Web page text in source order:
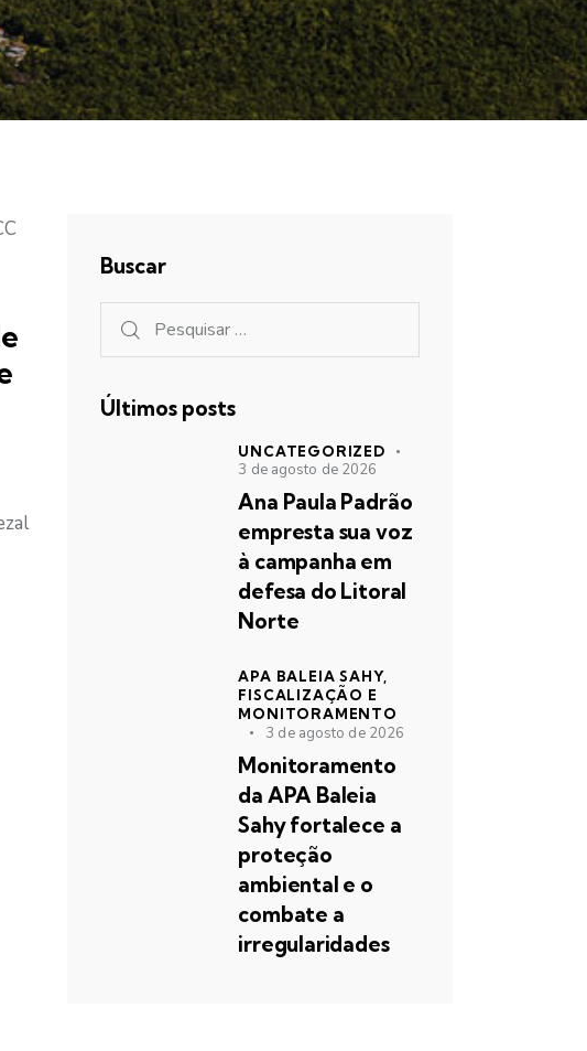
Buscar
Últimos posts
UNCATEGORIZED
3 de agosto de 2026
Ana Paula Padrão
empresta sua voz
à campanha em
defesa do Litoral
Norte
APA BALEIA SAHY,
FISCALIZAÇÃO E
MONITORAMENTO
3 de agosto de 2026
Monitoramento
da APA Baleia
Sahy fortalece a
proteção
ambiental e o
combate a
irregularidades